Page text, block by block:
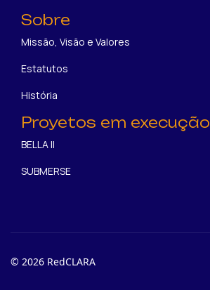
Sobre
Missão, Visão e Valores
Estatutos
História
Proyetos em execução
BELLA II
SUBMERSE
© 2026 RedCLARA